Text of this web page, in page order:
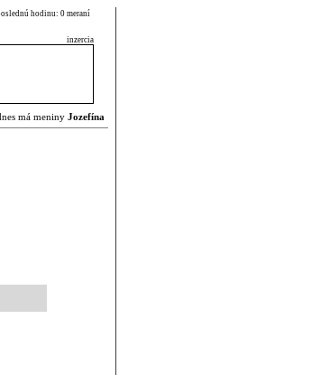
hodinu: 0 meraní
inzercia
má meniny Jozefína